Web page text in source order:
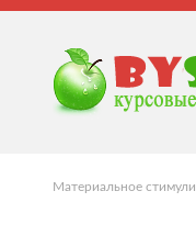
Материальное